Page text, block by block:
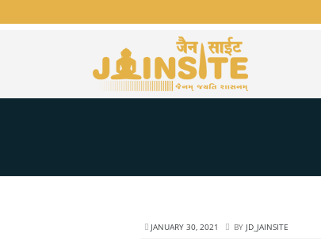
JANUARY 30, 2021 BY JD_JAINSITE